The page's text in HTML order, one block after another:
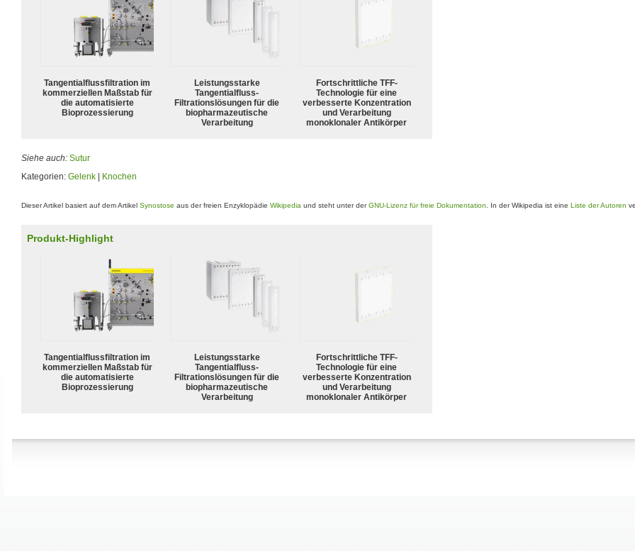
Tangentialflussfiltration im
kommerziellen Maßstab für
die automatisierte
Bioprozessierung
Leistungsstarke
Tangentialfluss-
Filtrationslösungen für die
biopharmazeutische
Verarbeitung
Fortschrittliche TFF-
Technologie für eine
verbesserte Konzentration
und Verarbeitung
monoklonaler Antikörper
Siehe auch: Sutur
Kategorien: Gelenk Knochen
Dieser Artikel basiert auf dem Artikel Synostose aus der freien Enzyklopädie Wikipedia und steht unter derGNU-Lizenz für freie Dokumentation . In der Wikipedia ist eine Liste der Autoren
Produkt-Highlight
Tangentialflussfiltration im
kommerziellen Maßstab für
die automatisierte
Bioprozessierung
Leistungsstarke
Tangentialfluss-
Filtrationslösungen für die
biopharmazeutische
Verarbeitung
Fortschrittliche TFF-
Technologie für eine
verbesserte Konzentration
und Verarbeitung
monoklonaler Antikörper